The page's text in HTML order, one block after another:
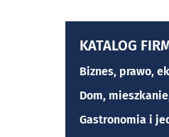
KATALOG
Biznes, prawo,
Dom,
Gastronomia i